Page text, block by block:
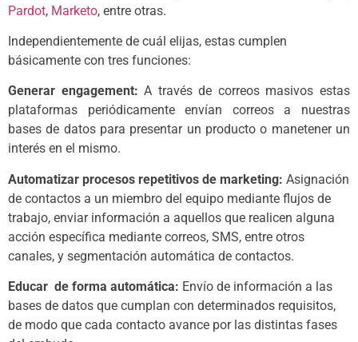
Pardot, Marketo, entre otras.
Independientemente de cuál elijas, estas cumplen
básicamente con tres funciones:
Generar engagement: A través de correos masivos estas
plataformas periódicamente envían correos a nuestras
bases de datos para presentar un producto o manetener un
interés en el mismo.
Automatizar procesos repetitivos de marketing: Asignación
de contactos a un miembro del equipo mediante flujos de
trabajo, enviar información a aquellos que realicen alguna
acción específica mediante correos, SMS, entre otros
canales, y segmentación automática de contactos.
Educar de forma automática: Envío de información a las
bases de datos que cumplan con determinados requisitos,
de modo que cada contacto avance por las distintas fases